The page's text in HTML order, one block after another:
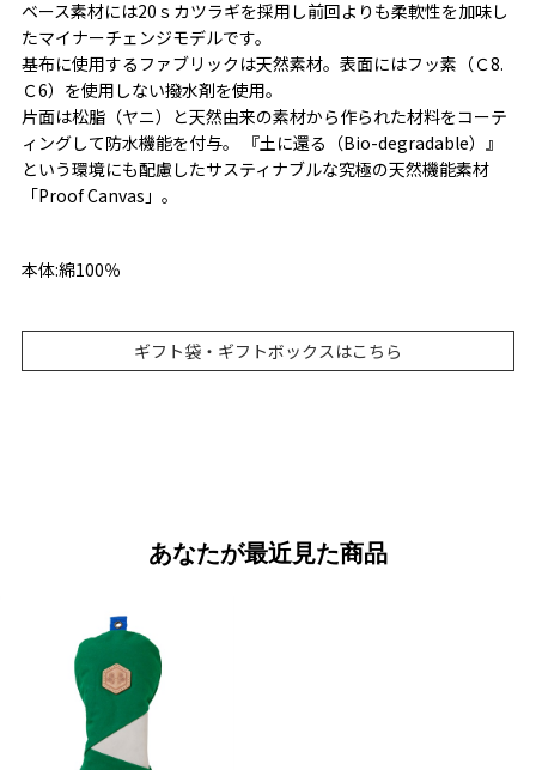
ベース素材には20ｓカツラギを採用し前回よりも柔軟性を加味し
たマイナーチェンジモデルです。
基布に使用するファブリックは天然素材。表面にはフッ素（Ｃ8.
Ｃ6）を使用しない撥水剤を使用。
片面は松脂（ヤニ）と天然由来の素材から作られた材料をコーテ
ィングして防水機能を付与。 『土に還る（Bio-degradable）』
という環境にも配慮したサスティナブルな究極の天然機能素材
「Proof Canvas」。
本体:綿100％
ギフト袋・ギフトボックスはこちら
あなたが最近見た商品